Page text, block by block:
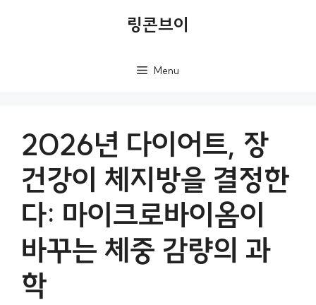
링콘브이
Menu
2026년 다이어트, 장
건강이 체지방을 결정한
다: 마이크로바이옴이
바꾸는 체중 감량의 과
학